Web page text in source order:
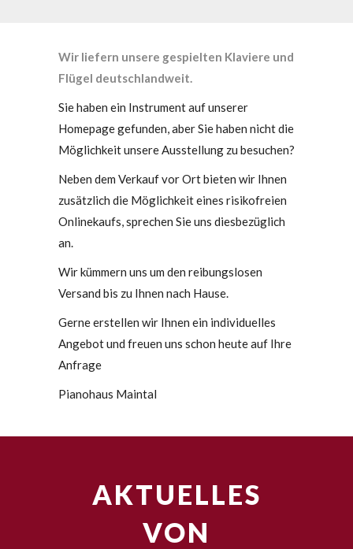
Wir liefern unsere gespielten Klaviere und
Flügel deutschlandweit.
Sie haben ein Instrument auf unserer
Homepage gefunden, aber Sie haben nicht die
Möglichkeit unsere Ausstellung zu besuchen?
Neben dem Verkauf vor Ort bieten wir Ihnen
zusätzlich die Möglichkeit eines risikofreien
Onlinekaufs, sprechen Sie uns diesbezüglich
an.
Wir kümmern uns um den reibungslosen
Versand bis zu Ihnen nach Hause.
Gerne erstellen wir Ihnen ein individuelles
Angebot und freuen uns schon heute auf Ihre
Anfrage
Pianohaus Maintal
AKTUELLES
VON